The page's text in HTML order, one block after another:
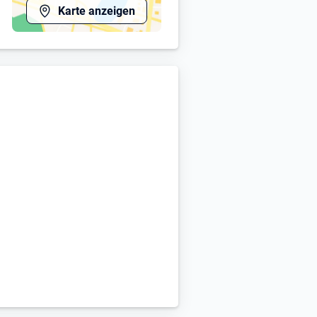
löst Baufälle ganzheitlich und
zusammenpassen.
Lösungen selbst –
und Projektstrukturen bis zu
Leasing und mehr – deine
Karte anzeigen